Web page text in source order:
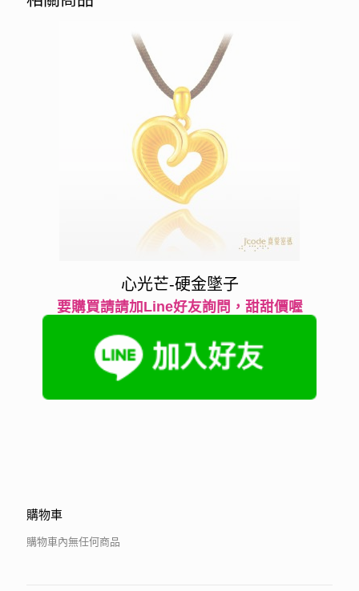
心光芒-硬金墜子
要購買請請加Line好友詢問，甜甜價喔
購物車
購物車內無任何商品